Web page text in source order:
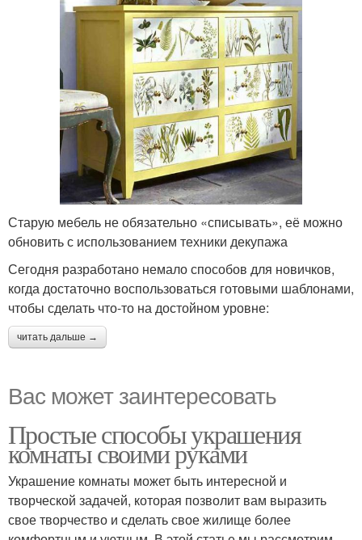
Старую мебель не обязательно «списывать», её можно
обновить с использованием техники декупажа
Сегодня разработано немало способов для новичков,
когда достаточно воспользоваться готовыми шаблонами,
чтобы сделать что-то на достойном уровне:
читать дальше →
Вас может заинтересовать
Простые способы украшения
комнаты своими руками
Украшение комнаты может быть интересной и
творческой задачей, которая позволит вам выразить
свое творчество и сделать свое жилище более